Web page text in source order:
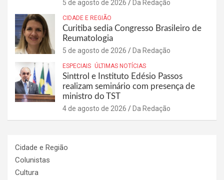
5 de agosto de 2026 Da Redação
CIDADE E REGIÃO
Curitiba sedia Congresso Brasileiro de
Reumatologia
5 de agosto de 2026 Da Redação
ESPECIAIS ÚLTIMAS NOTÍCIAS
Sinttrol e Instituto Edésio Passos
realizam seminário com presença de
ministro do TST
4 de agosto de 2026 Da Redação
Cidade e Região
Colunistas
Cultura